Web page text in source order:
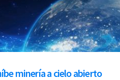
minería a cielo abierto